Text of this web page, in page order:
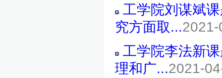
工学院刘谋斌
究方面取...
工学院李法新
理和广...2021-